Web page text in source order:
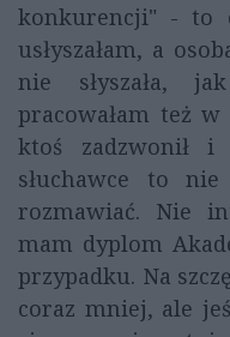
konkurencji" - to
usłyszałam, a
nie słyszała,
pracowałam też
ktoś zadzwonił i
słuchawce to
rozmawiać. Nie
mam dyplom
przypadku. Na
coraz mniej, ale